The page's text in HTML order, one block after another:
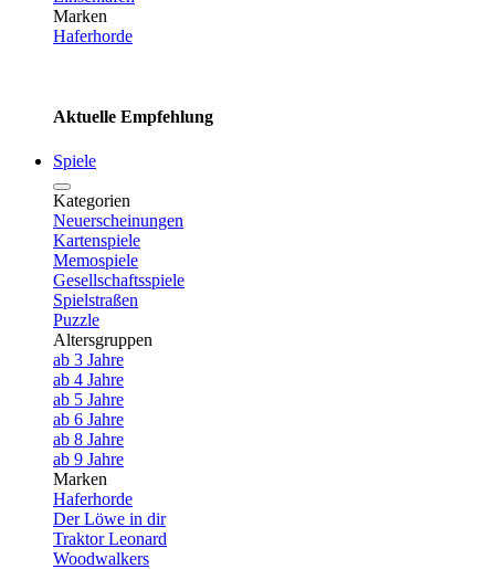
Marken
Haferhorde
Aktuelle Empfehlung
Spiele
Kategorien
Neuerscheinungen
Kartenspiele
Memospiele
Gesellschaftsspiele
Spielstraßen
Puzzle
Altersgruppen
ab 3 Jahre
ab 4 Jahre
ab 5 Jahre
ab 6 Jahre
ab 8 Jahre
ab 9 Jahre
Marken
Haferhorde
Der Löwe in dir
Traktor Leonard
Woodwalkers